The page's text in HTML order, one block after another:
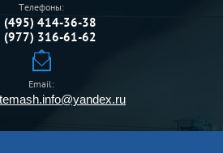
Телефоны:
(495) 414-36-38
(977) 316-61-62
Email: